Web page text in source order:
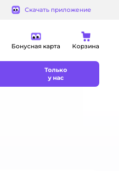
Скачать приложение
Бонусная карта Корзина
Только
у нас